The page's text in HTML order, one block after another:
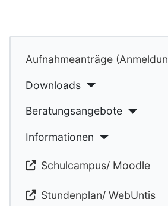
Aufnahmeanträge
Downloads
Beratungsangebote
Informationen
Schulcampus/ Moodle
Stundenplan/ WebUntis